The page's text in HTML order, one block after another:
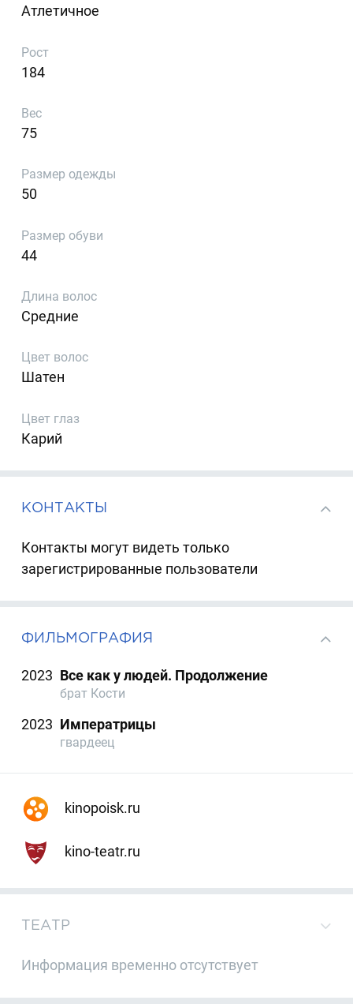
Атлетичное
Рост
184
Вес
75
Размер одежды
50
Размер обуви
44
Длина волос
Средние
Цвет волос
Шатен
Цвет глаз
Карий
КОНТАКТЫ
Контакты могут видеть только
зарегистрированные пользователи
ФИЛЬМОГРАФИЯ
2023 Все как у людей. Продолжение
брат Кости
2023 Императрицы
гвардеец
kinopoisk.ru
kino-teatr.ru
ТЕАТР
Информация временно отсутствует